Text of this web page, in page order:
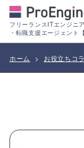
フリーランスITエンジニ
・転職支援エージェント
ホーム > お役立ちコ